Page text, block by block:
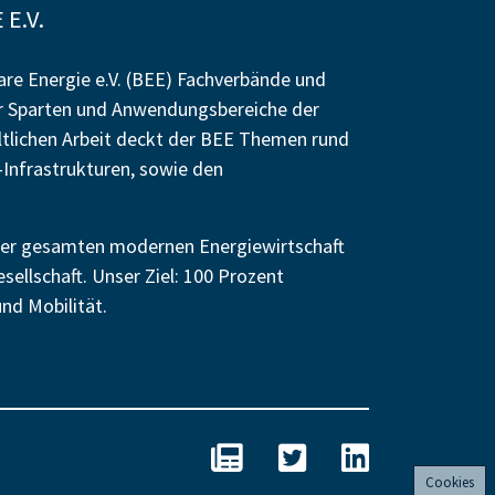
Energie e.V. (BEE) Fachverbände und
und Anwendungsbereiche der
Arbeit deckt der BEE Themen rund
sowie den
gesamten modernen Energiewirtschaft
Unser Ziel: 100 Prozent
Mobilität.
BEE - Unseren Newsletter
BEE auf Twitter
Cookies